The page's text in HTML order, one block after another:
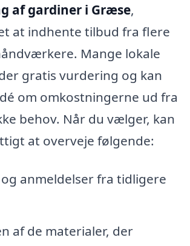
af gardiner i Græse,
at indhente tilbud fra flere
Mange lokale
gratis vurdering og kan
om omkostningerne ud fra
behov. Når du vælger, kan
at overveje følgende:
anmeldelser fra tidligere
af de materialer, der